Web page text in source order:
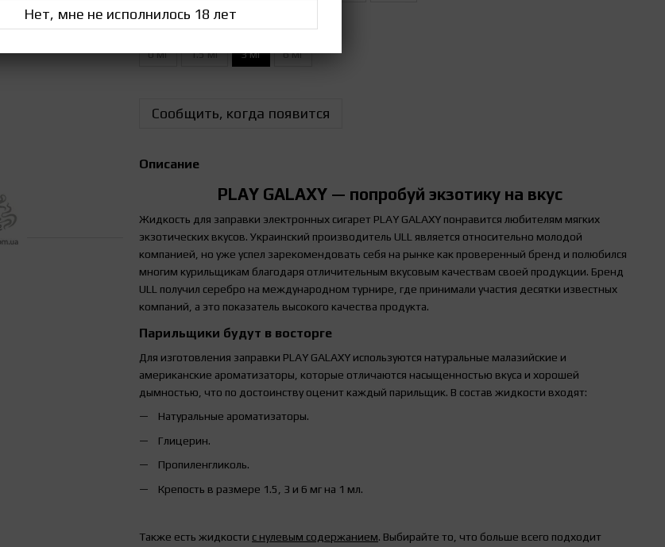
Крепость жидкости
0 мг 1.5 мг 3 мг 6 мг
Сообщить, когда появится
Описание
PLAY GALAXY — попробуй экзотику на вкус
Жидкость для заправки электронных сигарет PLAY GALAXY понравится любителям мягких
экзотических вкусов. Украинский производитель ULL является относительно молодой
компанией, но уже успел зарекомендовать себя на рынке как проверенный бренд и полюбился
многим курильщикам благодаря отличительным вкусовым качествам своей продукции. Бренд
ULL получил серебро на международном турнире, где принимали участия десятки известных
компаний, а это показатель высокого качества продукта.
Парильщики будут в восторге
Для изготовления заправки PLAY GALAXY используются натуральные малазийские и
американские ароматизаторы, которые отличаются насыщенностью вкуса и хорошей
дымностью, что по достоинству оценит каждый парильщик. В состав жидкости входят:
Натуральные ароматизаторы.
Глицерин.
Пропиленгликоль.
Крепость в размере 1.5, 3 и 6 мг на 1 мл.
Также есть жидкости с нулевым содержанием. Выбирайте то, что больше всего подходит
Нет, мне не исполнилось 18 лет